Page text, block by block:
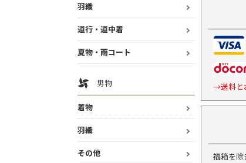
羽織
道行・道中着
夏物・雨コート
男物
着物
羽織
その他
→送料と
福箱を除